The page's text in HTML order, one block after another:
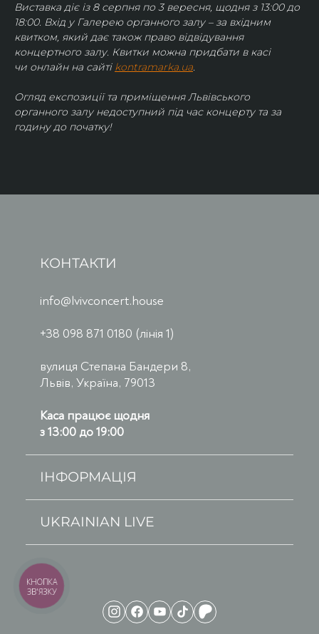
Виставка діє із 8 серпня по 3 вересня, щодня з 13:00 до
18:00. Вхід у Галерею органного залу – за вхідним
квитком, який дає також право відвідування
концертного залу. Квитки можна придбати в касі
чи онлайн на сайті kontramarka.ua.
Огляд експозиції та приміщення Львівського
органного залу недоступний під час концерту та за
годину до початку!
КОНТАКТИ
info@lvivconcert.house
+38 098 871 0180 (лінія 1)
вулиця Степана Бандери 8,
Львів, Україна, 79013
Каса працює щодня
з 13:00 до 19:00
ІНФОРМАЦІЯ
UKRAINIAN LIVE
КНОПКА
ЗВ'ЯЗКУ